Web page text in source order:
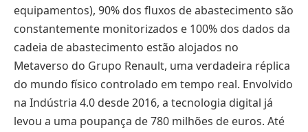
equipamentos), 90% dos fluxos de abastecimento são
constantemente monitorizados e 100% dos dados da
cadeia de abastecimento estão alojados no
Metaverso do Grupo Renault, uma verdadeira réplica
do mundo físico controlado em tempo real. Envolvido
na Indústria 4.0 desde 2016, a tecnologia digital já
levou a uma poupança de 780 milhões de euros. Até